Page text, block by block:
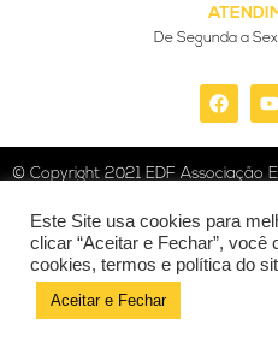
De Segunda a
© Copyright 2021 EDF Associação
Politica de Privacidade
Este Site usa cookies para
clicar “Aceitar e Fechar”, você
cookies, termos e política do
Aceitar e Fechar